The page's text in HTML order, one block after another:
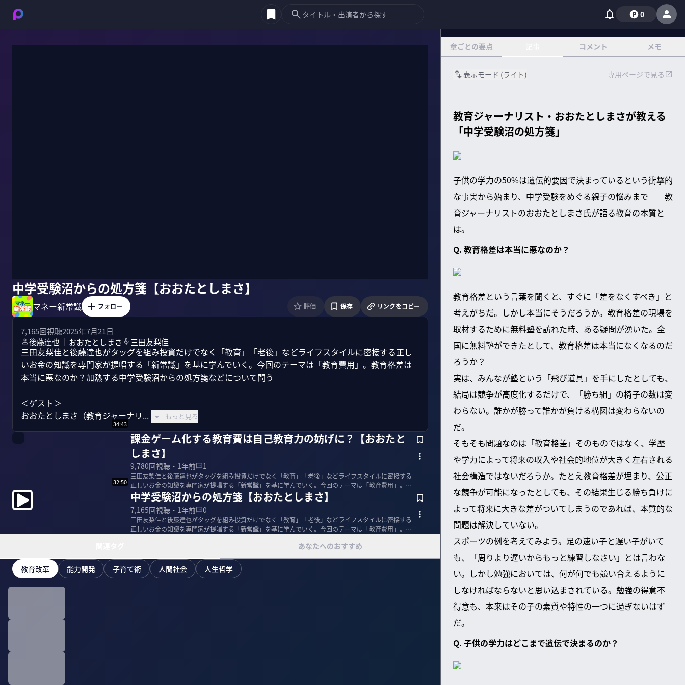
0
中学受験沼からの処方箋【おおたとしまさ】
マネー新常識 フォロー 評価 保存 リンクをコピー
7,165回視聴2025年7月21日
後藤達也 ｜ おおたとしまさ 三田友梨佳
三田友梨佳と後藤達也がタッグを組み投資だけでなく「教育」「老後」などライフスタイルに密接する正し
いお金の知識を専門家が提唱する「新常識」を基に学んでいく。今回のテーマは「教育費用」。教育格差は
本当に悪なのか？加熱する中学受験沼からの処方箋などについて問う
＜ゲスト＞
おおたとしまさ（教育ジャーナリ...
もっと見る
34:43
課金ゲーム化する教育費は自己教育力の妨げに？【おおたと
しまさ】
9,780回視聴・ 1年前 1
三田友梨佳と後藤達也がタッグを組み投資だけでなく「教育」「老後」などライフスタイルに密接する
正しいお金の知識を専門家が提唱する「新常識」を基に学んでいく。今回のテーマは「教育費用」。課
金ゲーム化する教...
32:50
中学受験沼からの処方箋【おおたとしまさ】
7,165回視聴・ 1年前 0
三田友梨佳と後藤達也がタッグを組み投資だけでなく「教育」「老後」などライフスタイルに密接する
正しいお金の知識を専門家が提唱する「新常識」を基に学んでいく。今回のテーマは「教育費用」。教
あなたへのおすすめ
教育改革 能力開発 子育て術 人間社会 人生哲学
章ごとの要点 コメント メモ
表示モード (ライト) 専用ページで見る
教育ジャーナリスト・おおたとしまさが教える
「中学受験沼の処方箋」
子供の学力の50%は遺伝的要因で決まっているという衝撃的
な事実から始まり、中学受験をめぐる親子の悩みまで——教
育ジャーナリストのおおたとしまさ氏が語る教育の本質と
は。
Q. 教育格差は本当に悪なのか？
教育格差という言葉を聞くと、すぐに「差をなくすべき」と
考えがちだ。しかし本当にそうだろうか。教育格差の現場を
取材するために無料塾を訪れた時、ある疑問が湧いた。全
国に無料塾ができたとして、教育格差は本当になくなるのだ
ろうか？
実は、みんなが塾という「飛び道具」を手にしたとしても、
結局は競争が高度化するだけで、「勝ち組」の椅子の数は変
わらない。誰かが勝って誰かが負ける構図は変わらないの
だ。
そもそも問題なのは「教育格差」そのものではなく、学歴
や学力によって将来の収入や社会的地位が大きく左右される
社会構造ではないだろうか。たとえ教育格差が埋まり、公正
な競争が可能になったとしても、その結果生じる勝ち負けに
よって将来に大きな差がついてしまうのであれば、本質的な
問題は解決していない。
スポーツの例を考えてみよう。足の速い子と遅い子がいて
も、「周りより遅いからもっと練習しなさい」とは言わな
い。しかし勉強においては、何が何でも競い合えるように
しなければならないと思い込まされている。勉強の得意不
得意も、本来はその子の素質や特性の一つに過ぎないはず
だ。
Q. 子供の学力はどこまで遺伝で決まるのか？